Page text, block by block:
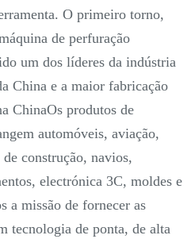
O primeiro torno,
de perfuração
um dos líderes da indústria
China e a maior fabricação
ChinaOs produtos de
automóveis, aviação,
construção, navios,
electrónica 3C, moldes e
a missão de fornecer as
tecnologia de ponta, de alta